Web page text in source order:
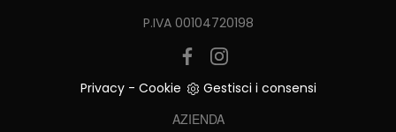
P.IVA 00104720198
Privacy- Cookie
Gestisci i consensi
AZIENDA